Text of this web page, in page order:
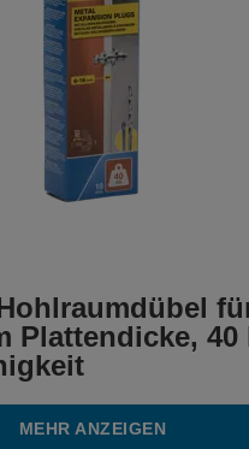
Plattendicke, 40
MEHR ANZEIGEN